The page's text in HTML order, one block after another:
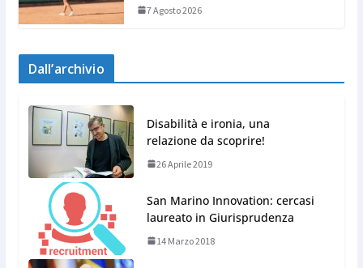
7 Agosto 2026
Dall’archivio
Disabilità e ironia, una
relazione da scoprire!
26 Aprile 2019
San Marino Innovation: cercasi
laureato in Giurisprudenza
14 Marzo 2018